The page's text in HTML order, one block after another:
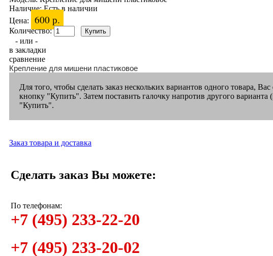
Наличие:Есть в наличии
Цена:
600 р.
Количество:
- или -
в закладки
сравнение
Крепление для мишени пластиковое
Для того, чтобы сделать заказ нескольких вариантов одного товара,
кнопку "Купить". Затем поставить галочку напротив другого
"Купить".
Заказ товара и доставка
Сделать заказ Вы можете:
По телефонам:
+7 (495) 233-22-20
+7 (495) 233-20-02